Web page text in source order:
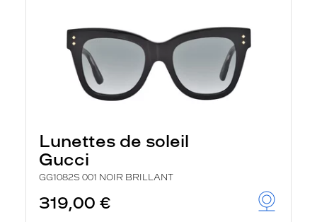
Lunettes de soleil
Gucci
GG1082S 001 NOIR BRILLANT
319,00 €